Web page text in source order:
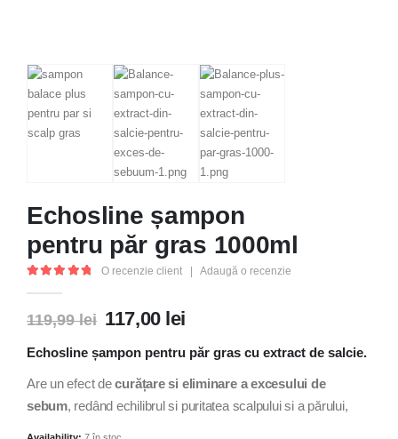
Echosline șampon
pentru păr gras 1000ml
O recenzie client | Adaugă o recenzie
119,99lei 117,00 lei
Echosline șampon pentru păr gras cu extract de salcie.
Are un efect decurățare si eliminare a excesului de
sebum, redând echilibrul si puritatea scalpului si a părului,